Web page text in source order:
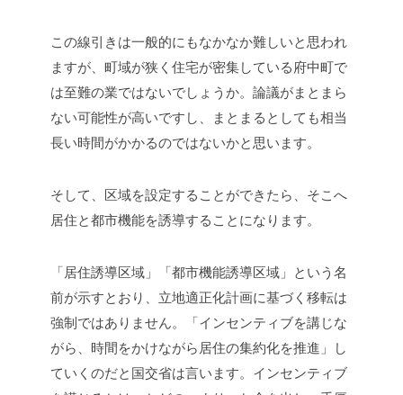
この線引きは一般的にもなかなか難しいと思われ
ますが、町域が狭く住宅が密集している府中町で
は至難の業ではないでしょうか。論議がまとまら
ない可能性が高いですし、まとまるとしても相当
長い時間がかかるのではないかと思います。
そして、区域を設定することができたら、そこへ
居住と都市機能を誘導することになります。
「居住誘導区域」「都市機能誘導区域」という名
前が示すとおり、立地適正化計画に基づく移転は
強制ではありません。「インセンティブを講じな
がら、時間をかけながら居住の集約化を推進」し
ていくのだと国交省は言います。インセンティブ